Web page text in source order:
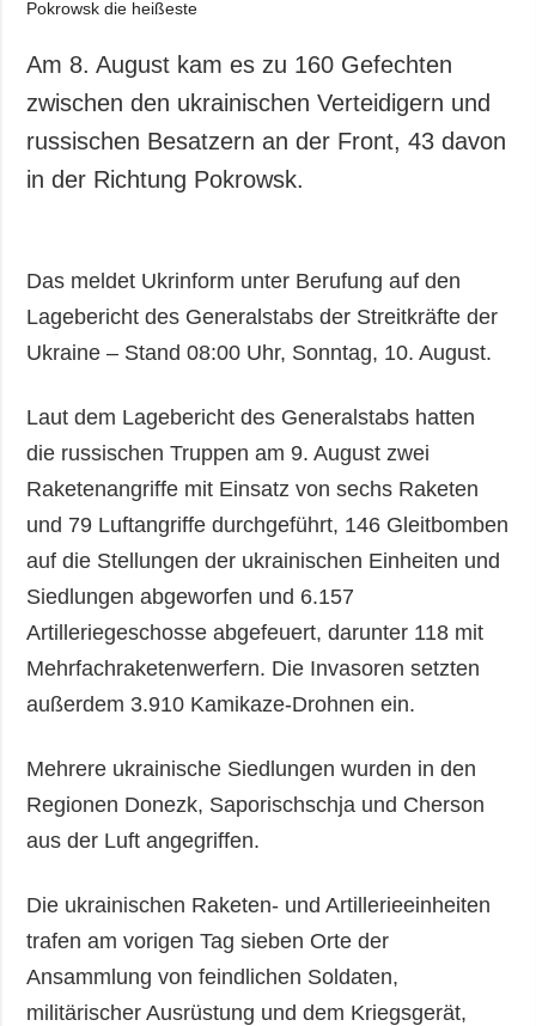
Am 8. August kam es zu 160 Gefechten
zwischen den ukrainischen Verteidigern und
russischen Besatzern an der Front, 43 davon
in der Richtung Pokrowsk.
Das meldet Ukrinform unter Berufung auf den
Lagebericht des Generalstabs der Streitkräfte der
Ukraine – Stand 08:00 Uhr, Sonntag, 10. August.
Laut dem Lagebericht des Generalstabs hatten
die russischen Truppen am 9. August zwei
Raketenangriffe mit Einsatz von sechs Raketen
und 79 Luftangriffe durchgeführt, 146 Gleitbomben
auf die Stellungen der ukrainischen Einheiten und
Siedlungen abgeworfen und 6.157
Artilleriegeschosse abgefeuert, darunter 118 mit
Mehrfachraketenwerfern. Die Invasoren setzten
außerdem 3.910 Kamikaze-Drohnen ein.
Mehrere ukrainische Siedlungen wurden in den
Regionen Donezk, Saporischschja und Cherson
aus der Luft angegriffen.
Die ukrainischen Raketen- und Artillerieeinheiten
trafen am vorigen Tag sieben Orte der
Ansammlung von feindlichen Soldaten,
militärischer Ausrüstung und dem Kriegsgerät,